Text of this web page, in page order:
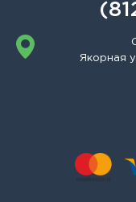
Якорная